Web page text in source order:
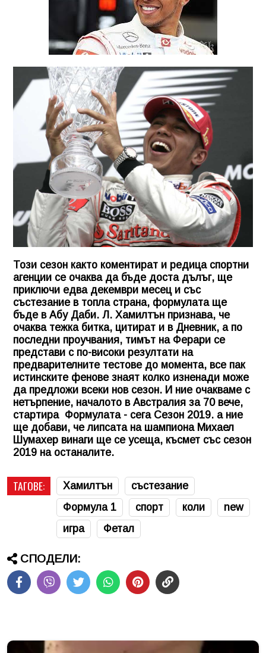
Този сезон както коментират и редица спортни
агенции се очаква да бъде доста дълъг, ще
приключи едва декември месец и със
състезание в топла страна, формулата ще
бъде в Абу Даби. Л. Хамилтън признава, че
очаква тежка битка, цитират и в Дневник, а по
последни проучвания, тимът на Ферари се
представи с по-високи резултати на
предварителните тестове до момента, все пак
истинските фенове знаят колко изненади може
да предложи всеки нов сезон. И ние очакваме с
нетърпение, началото в Австралия за 70 вече,
стартира Формулата - сега Сезон 2019. а ние
ще добави, че липсата на шампиона Михаел
Шумахер винаги ще се усеща, късмет със сезон
2019 на останалите.
ТАГОВЕ: Хамилтън
състезание
Формула 1
спорт коли
new
игра
Фетал
СПОДЕЛИ: